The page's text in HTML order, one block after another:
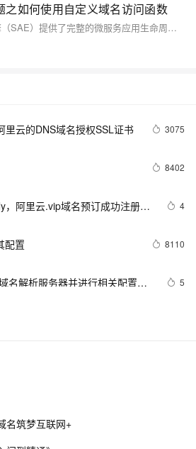
之如何使用自定义域名访问函数
阿里云Serverless 应用引擎（SAE）提供了完整的微服务应用生命周期管理能力，包括应用部署、服务治理、开发运维、资源管理等功能，并通过扩展功能支持多环境管理、API Gateway、事件驱动等高级应用场景，帮助企业快速构建、部署、运维和扩展微服务架构，实现Serverless化的应用部署与运维模式。以下是对SAE产品使用合集的概述，包括应用管理、服务治理、开发运维、资源管理等方面。
云的DNS域名授权SSL证书 3075
8402
，阿里云.vip域名预订成功注册量
4
配置 8110
名解析服务器并进行相关配置测
5
手拥有一个网站需要哪些流程和
与子域名爆破
响应的解决方法
名筑梦互联网+